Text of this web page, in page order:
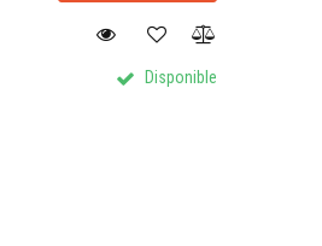
Disponible